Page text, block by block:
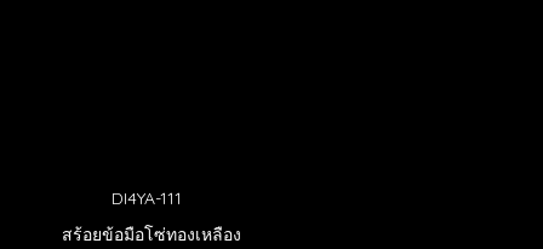
DI4YA-111
สร้อยข้อมือโซ่ทองเหลือง